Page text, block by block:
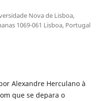
Nova de Lisboa,
1069-061 Lisboa, Portugal
Alexandre Herculano à
que se depara o